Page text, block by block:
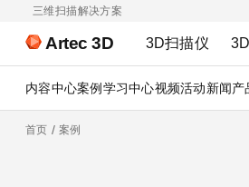
三维扫描解决方案
Artec 3D 3D扫描仪
内容中心案例 学习中心视频活动新闻产
首页 案例